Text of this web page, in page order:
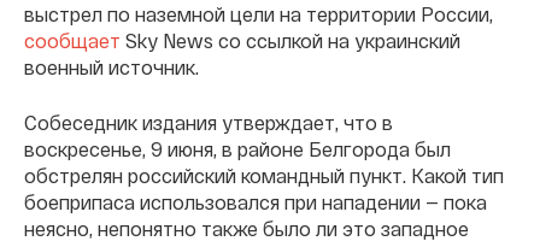
выстрел по наземной цели на территории России,
сообщает Sky News со ссылкой на украинский
военный источник.
Собеседник издания утверждает, что в
воскресенье, 9 июня, в районе Белгорода был
обстрелян российский командный пункт. Какой тип
боеприпаса использовался при нападении — пока
неясно, непонятно также было ли это западное